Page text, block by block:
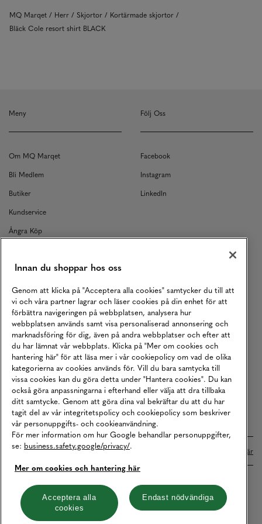
MQ Marqet Herr Skjortor
Kortärmade skjortor
Bläck Cole resort shirt BLACK
Meny
Om MQ Marqet
Bli Medlem
Butiker
Kundservice
Ångra Köp
Returer
Köpvillkor
Karriär
Vårt Ansvar
Våra Tjänster
Press
Studentrabatt
B2B
Tillgänglighetsredogörelse
Följ Oss
Facebook
Instagram
LinkedIn
Betalningar online sköts i samarbete med Klarna. Läs mer här
Cookies Integritetspolicy
Hantera cookies
Innan du shoppar hos oss
Genom att klicka på "Acceptera alla cookies" samtycker du till att
vi och våra partner lagrar och läser cookies på din enhet för att
förbättra navigeringen på webbplatsen, analysera hur
webbplatsen används samt visa personaliserad annonsering och
marknadsföring för dig, även på andra webbplatser och efter att
du har lämnat vår webbplats. Klicka på "Mer om cookies och
hantering här" för att läsa mer i vår cookiepolicy om vad de olika
kategorierna av cookies används för. Vill du bara samtycka till
vissa cookies kan du göra detta under "Hantera cookies". Du kan
också göra anpassningarna i efterhand eller välja att dra tillbaka
ditt samtycke. Genom att göra dina val bekräftar du att du har
tagit del av vår integritetspolicy och cookiepolicy som beskriver
vår personuppgifts- och cookieanvändning.
För mer information om hur Google behandlar personuppgifter,
se: business.safety.google/privacy/.
Mer om cookies och hantering här
Acceptera alla
cookies
Endast nödvändiga